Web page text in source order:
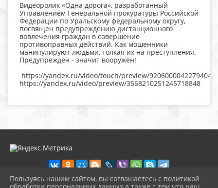
Видеоролик «Одна дорога», разработанный
Управлением Генеральной прокуратуры Российской
Федерации по Уральскому федеральному округу,
посвящен предупреждению дистанционного
вовлечения граждан в совершение
противоправных действий. Как мошенники
манипулируют людьми, толкая их на преступления.
Предупреждён - значит вооружён!
https://yandex.ru/video/touch/preview/
https://yandex.ru/video/preview/3568210251245718848
Пользуясь нашим сайтом, вы соглашаетесь с политикой